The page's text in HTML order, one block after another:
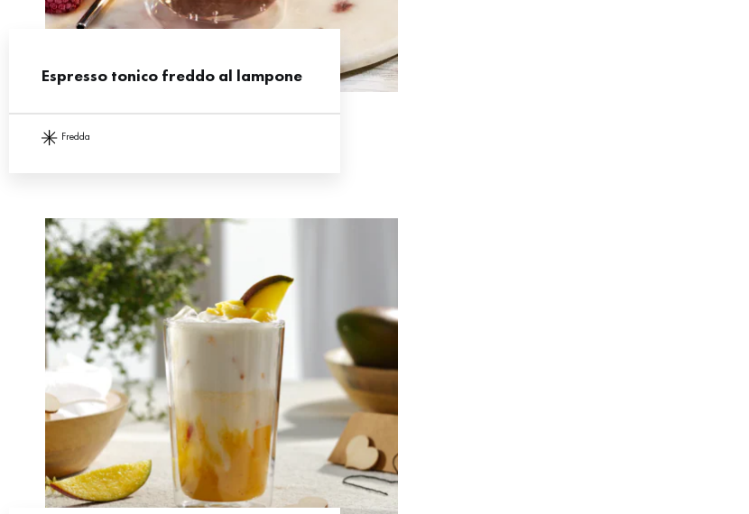
Espresso tonico freddo al lampone
fredda